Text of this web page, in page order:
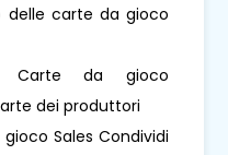
delle carte da gioco
Carte da gioco
dei produttori
Sales Condividi